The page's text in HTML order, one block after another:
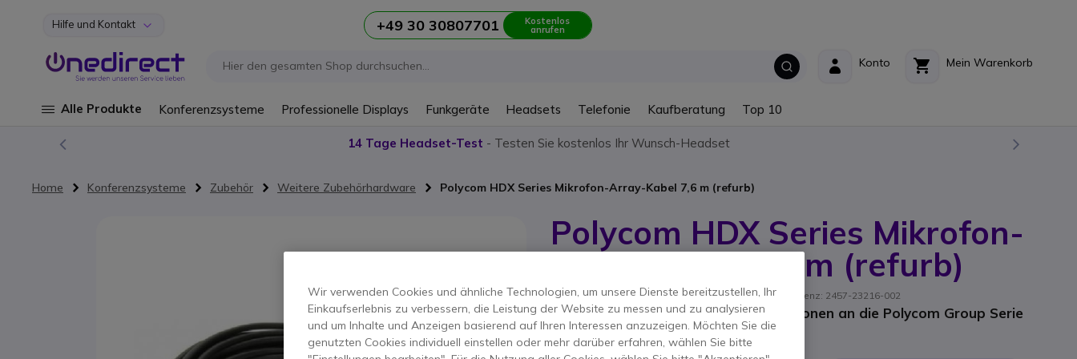
Zum Inhalt springen
Hilfe und Kontakt +49 30 30807701 Kostenlos
anrufen
Mein Warenkorb
Konto
Alle Produkte Konferenzsysteme Professionelle Displays Funkgeräte Headsets Telefonie Kaufberatung Top 10
14 Tage Headset-Test - Testen Sie kostenlos Ihr Wunsch-Headset
Home Konferenzsysteme Zubehör Weitere Zubehörhardware Polycom HDX Series Mikrofon-Array-Kabel 7,6 m (refurb)
Polycom HDX Series Mikrofon-
Array-Kabel 7,6 m (refurb)
Produkt-Referenz: POGROUPCABLER // Hersteller-Referenz: 2457-23216-002
Kabel zum Anschluss von Tischmikrofonen an die Polycom Group Serie
19,95 € 23,74 € Inkl. MwSt.
Wir verwenden Cookies und ähnliche Technologien, um unsere Dienste bereitzustellen, Ihr
Einkaufserlebnis zu verbessern, die Leistung der Website zu messen und zu analysieren
und um Inhalte und Anzeigen basierend auf Ihren Interessen anzuzeigen. Möchten Sie die
genutzten Cookies individuell einstellen oder mehr darüber erfahren, wählen Sie bitte